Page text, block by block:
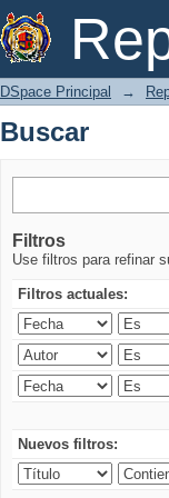
Buscar
DSpace Principal →
Buscar
Filtros
Use filtros para refinar
Filtros actuales:
Nuevos filtros: